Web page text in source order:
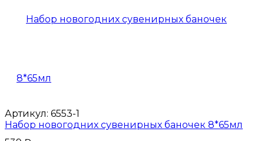
Артикул: 6553-1
Набор новогодних сувенирных баночек 8*65мл